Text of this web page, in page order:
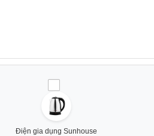
Điện gia dụng Sunhouse